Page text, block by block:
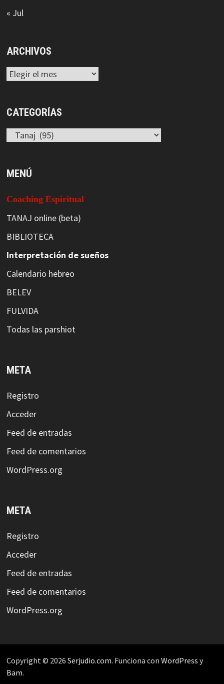
« Jul
ARCHIVOS
Archivos
CATEGORÍAS
Categorías
MENÚ
Coaching Espiritual
TANAJ online (beta)
BIBLIOTECA
Interpretación de sueños
Calendario hebreo
BELEV
FULVIDA
Todas las parshiot
META
Registro
Acceder
Feed de entradas
Feed de comentarios
WordPress.org
META
Registro
Acceder
Feed de entradas
Feed de comentarios
WordPress.org
Copyright © 2026 Serjudio.com. Funciona con WordPress y
Bam.